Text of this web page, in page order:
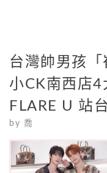
台灣帥男孩「
小CK南西店4
FLARE U 站
by 喬